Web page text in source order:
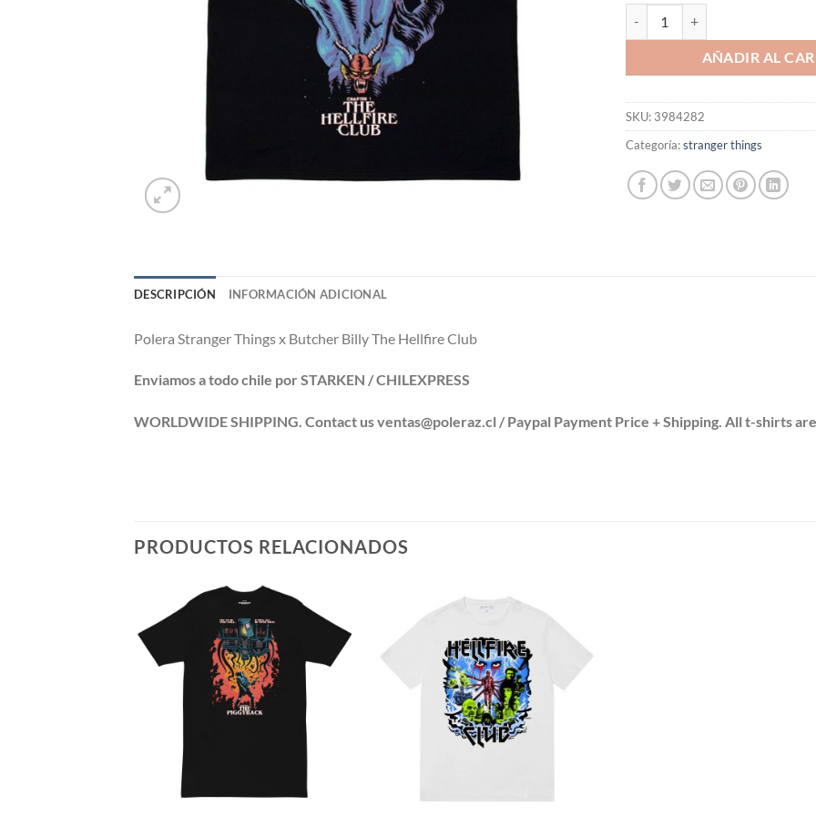
AÑADIR AL
SKU: 3984282
Categoría:stranger things
DESCRIPCIÓN INFORMACIÓN ADICIONAL
Polera Stranger Things x Butcher Billy The Hellfire Club
Enviamos a todo chile por STARKEN / CHILEXPRESS
WORLDWIDE SHIPPING. Contact us ventas@poleraz.cl / Paypal Payment Price + Shipping. All t-shirts
PRODUCTOS RELACIONADOS